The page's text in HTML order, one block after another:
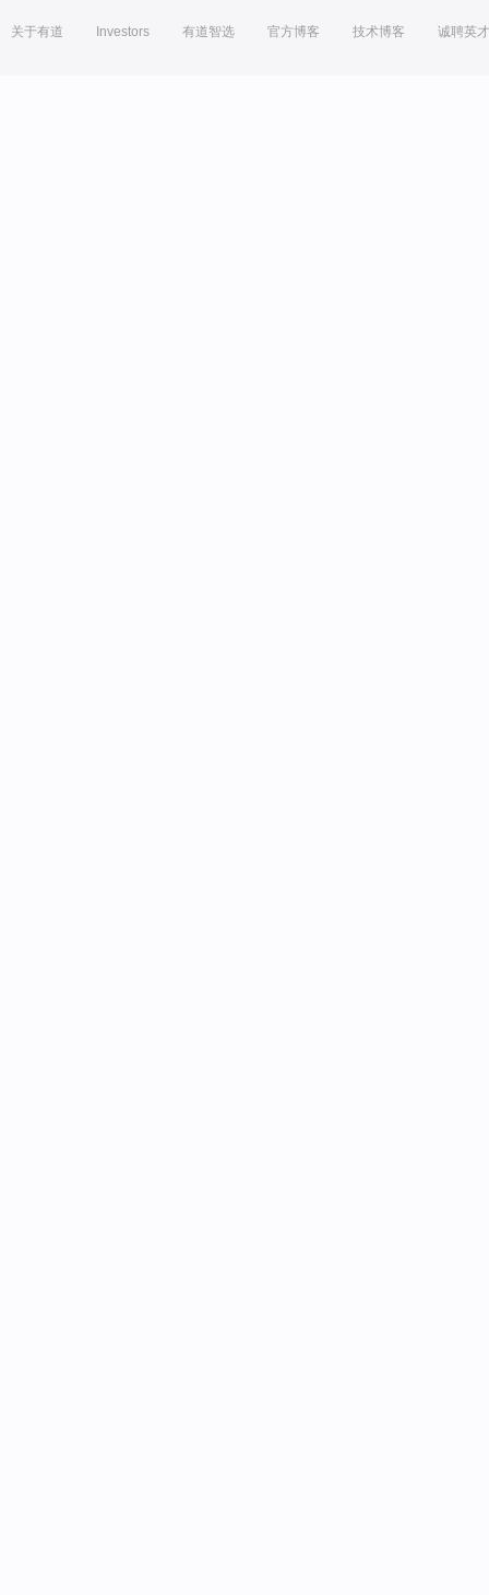
关于有道 Investors 有道智选 官方博客 技术博客 诚聘英才